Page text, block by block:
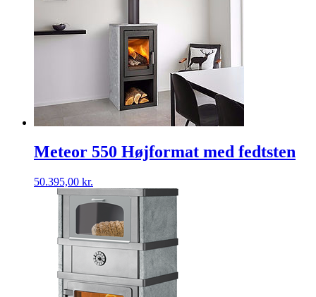
Meteor 550 Højformat med fedtsten
50.395,00 kr.